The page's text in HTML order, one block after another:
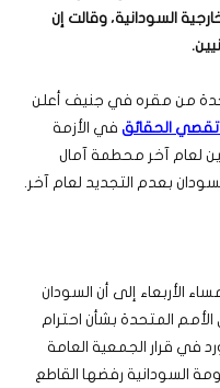
السودانية، وقالت إن
.
من مقره في جنيف أعلن
تقصي الحقائق في الأزمة
لعام آخر محطمة آمال
بعدم التجديد لعام آخر.
الأربعاء إلى أن السودان
المتحدة بشأن احترام
في قرار الجمعية العامة
السودانية رفضها القاطع